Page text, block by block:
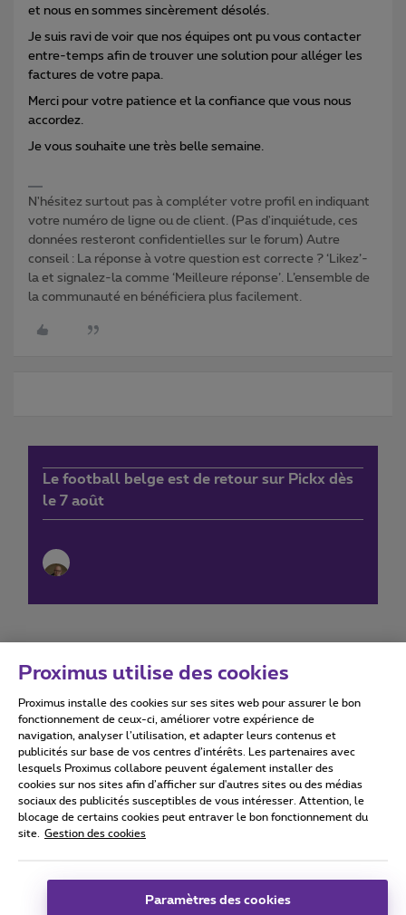
et nous en sommes sincèrement désolés.
Je suis ravi de voir que nos équipes ont pu vous contacter
entre-temps afin de trouver une solution pour alléger les
factures de votre papa.
Merci pour votre patience et la confiance que vous nous
accordez.
Je vous souhaite une très belle semaine.
N'hésitez surtout pas à compléter votre profil en indiquant
votre numéro de ligne ou de client. (Pas d'inquiétude, ces
données resteront confidentielles sur le forum) Autre
conseil : La réponse à votre question est correcte ? ‘Likez’-
la et signalez-la comme ‘Meilleure réponse’. L’ensemble de
la communauté en bénéficiera plus facilement.
Le football belge est de retour sur Pickx dès
le 7 août
Conditions d'utilisation Accessibility statement
Tous droits réservés. © 2026 Proximus
Conditions générales, info consommateur
Coordonnées de l’entreprise
Proximus utilise des cookies
Proximus installe des cookies sur ses sites web pour assurer le bon
fonctionnement de ceux-ci, améliorer votre expérience de
navigation, analyser l’utilisation, et adapter leurs contenus et
publicités sur base de vos centres d’intérêts. Les partenaires avec
lesquels Proximus collabore peuvent également installer des
cookies sur nos sites afin d’afficher sur d'autres sites ou des médias
sociaux des publicités susceptibles de vous intéresser. Attention, le
blocage de certains cookies peut entraver le bon fonctionnement du
site.
Gestion des cookies
Paramètres des cookies